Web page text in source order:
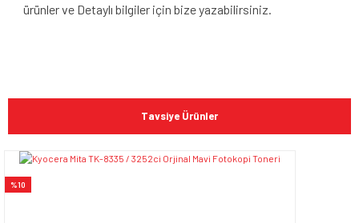
ürünler ve Detaylı bilgiler için bize yazabilirsiniz.
Bu ürüne ilk yorumu siz yapın!
Yorum Yaz
konularda yetersiz gördüğünüz noktaları öneri formunu
kullanarak tarafımıza iletebilirsiniz.
Tavsiye Ürünler
%10